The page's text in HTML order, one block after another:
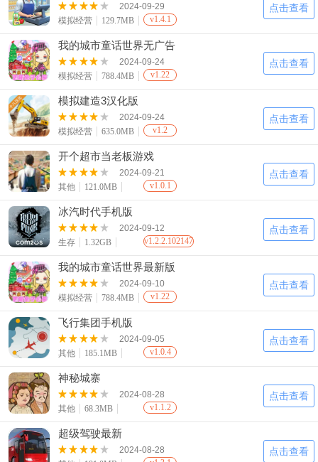
2024-09-29
模拟经营
129.7MB v1.4.1
点击查看
我的城市童话世界无广告
2024-09-24
模拟经营
788.4MB v1.22
点击查看
模拟建造3汉化版
2024-09-24
模拟经营
635.0MB v1.2
点击查看
开个超市当老板游戏
2024-09-21
其他
121.0MB v1.0.1
点击查看
冰汽时代手机版
2024-09-12
生存
1.32GB v1.2.2.102147
点击查看
我的城市童话世界最新版
2024-09-10
模拟经营
788.4MB v1.22
点击查看
飞行集团手机版
2024-09-05
其他
185.1MB v1.0.4
点击查看
神秘城寨
2024-08-28
其他
68.3MB v1.1.2
点击查看
超级驾驶最新
2024-08-28
点击查看